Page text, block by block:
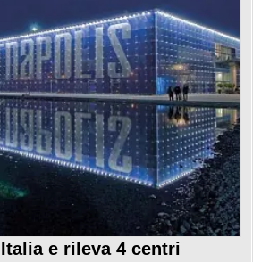
e rileva 4 centri